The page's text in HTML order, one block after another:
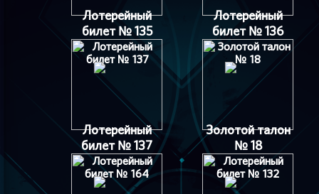
Лотерейный
билет № 135
Лотерейный
билет № 136
Лотерейный
билет № 137
Золотой талон
№ 18